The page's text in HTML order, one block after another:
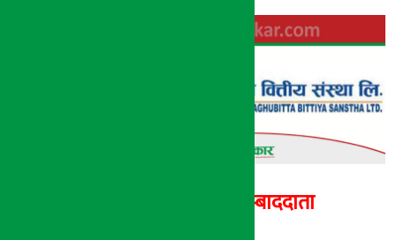
अर्थ सरोकार सम्बाददाता